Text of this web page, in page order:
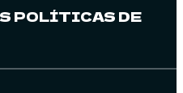
POLÍTICAS DE